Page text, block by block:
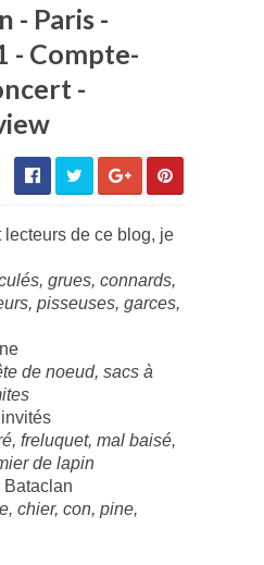
- Paris -
- Compte-
-
lecteurs de ce blog, je
grues, connards,
pisseuses, garces,
de noeud, sacs à
freluquet, mal baisé,
de lapin
Bataclan
chier, con, pine,